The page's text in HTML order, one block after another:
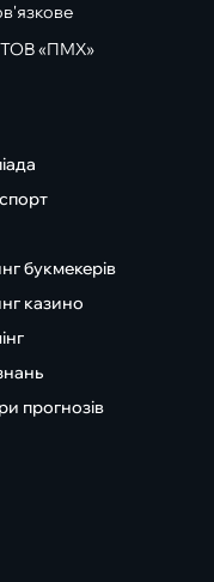
ТОВ «ПМХ»
букмекерів
казино
прогнозів